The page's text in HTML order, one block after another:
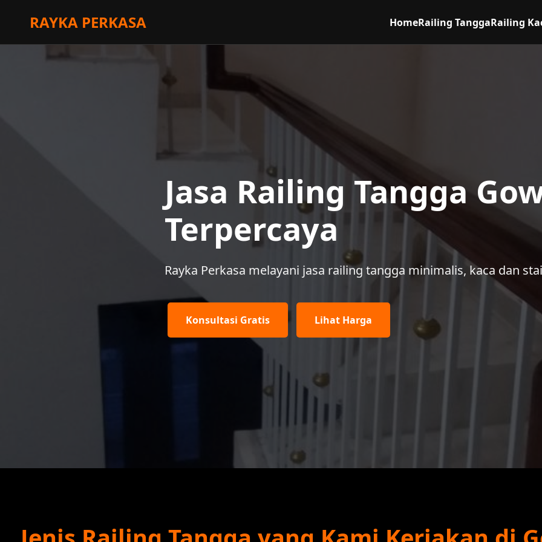
RAYKA PERKASA HomeRailing TanggaRailing
Jasa Railing Tangga
Terpercaya
Rayka Perkasa melayani jasa railing tangga minimalis, kaca dan
Konsultasi Gratis Lihat Harga